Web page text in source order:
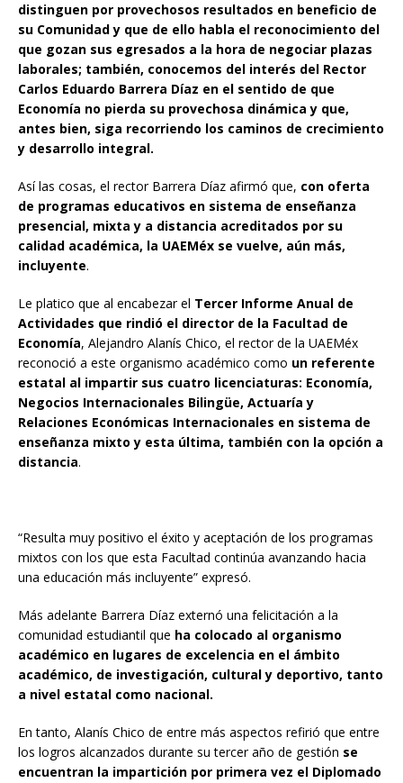
distinguen por provechosos resultados en beneficio de
su Comunidad y que de ello habla el reconocimiento del
que gozan sus egresados a la hora de negociar plazas
laborales; también, conocemos del interés del Rector
Carlos Eduardo Barrera Díaz en el sentido de que
Economía no pierda su provechosa dinámica y que,
antes bien, siga recorriendo los caminos de crecimiento
y desarrollo integral.
Así las cosas, el rector Barrera Díaz afirmó que, con oferta
de programas educativos en sistema de enseñanza
presencial, mixta y a distancia acreditados por su
calidad académica, la UAEMéx se vuelve, aún más,
incluyente.
Le platico que al encabezar el Tercer Informe Anual de
Actividades que rindió el director de la Facultad de
Economía, Alejandro Alanís Chico, el rector de la UAEMéx
reconoció a este organismo académico como un referente
estatal al impartir sus cuatro licenciaturas: Economía,
Negocios Internacionales Bilingüe, Actuaría y
Relaciones Económicas Internacionales en sistema de
enseñanza mixto y esta última, también con la opción a
distancia.
“Resulta muy positivo el éxito y aceptación de los programas
mixtos con los que esta Facultad continúa avanzando hacia
una educación más incluyente” expresó.
Más adelante Barrera Díaz externó una felicitación a la
comunidad estudiantil que ha colocado al organismo
académico en lugares de excelencia en el ámbito
académico, de investigación, cultural y deportivo, tanto
a nivel estatal como nacional.
En tanto, Alanís Chico de entre más aspectos refirió que entre
los logros alcanzados durante su tercer año de gestión se
encuentran la impartición por primera vez el Diplomado